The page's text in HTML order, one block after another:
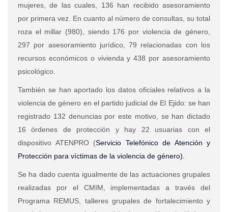
mujeres, de las cuales, 136 han recibido asesoramiento
por primera vez. En cuanto al número de consultas, su total
roza el millar (980), siendo 176 por violencia de género,
297 por asesoramiento jurídico, 79 relacionadas con los
recursos económicos o vivienda y 438 por asesoramiento
psicológico.
También se han aportado los datos oficiales relativos a la
violencia de género en el partido judicial de El Ejido: se han
registrado 132 denuncias por este motivo, se han dictado
16 órdenes de protección y hay 22 usuarias con el
dispositivo ATENPRO (Servicio Telefónico de Atención y
Protección para víctimas de la violencia de género).
Se ha dado cuenta igualmente de las actuaciones grupales
realizadas por el CMIM, implementadas a través del
Programa REMUS, talleres grupales de fortalecimiento y